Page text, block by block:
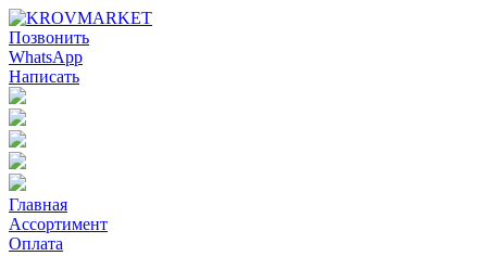
Позвонить
WhatsApp
Написать
Главная
Ассортимент
Оплата